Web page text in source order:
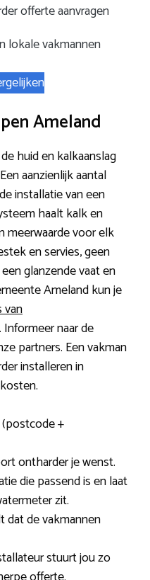
offerte aanvragen
lokale vakmannen
Ameland
huid en kalkaanslag
aanzienlijk aantal
installatie van een
haalt kalk en
meerwaarde voor elk
en servies, geen
glanzende vaat en
Ameland kun je
van
. Informeer naar de
partners. Een vakman
installeren in
+
ontharder je wenst.
die passend is en laat
zit.
dat de vakmannen
stuurt jou zo